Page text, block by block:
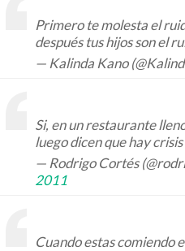
Primero te molesta el
después tus hijos son el
— Kalinda Kano
Si, en un restaurante
luego dicen que hay
— Rodrigo Cortés
2011
Cuando estas comiendo